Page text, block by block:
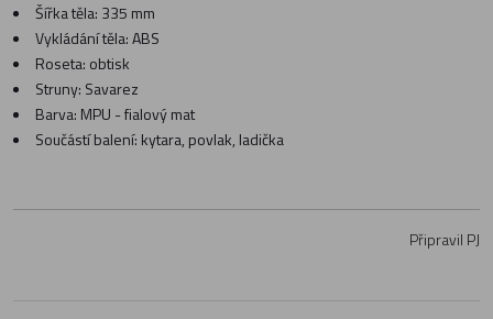
Šířka těla: 335 mm
Vykládání těla: ABS
Roseta: obtisk
Struny: Savarez
Barva: MPU - fialový mat
Součástí balení: kytara, povlak, ladička
Připravil PJ